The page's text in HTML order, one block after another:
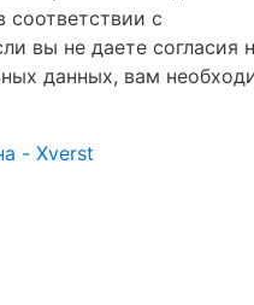
соответствии с
вы не даете согласия
данных, вам
- Xverst